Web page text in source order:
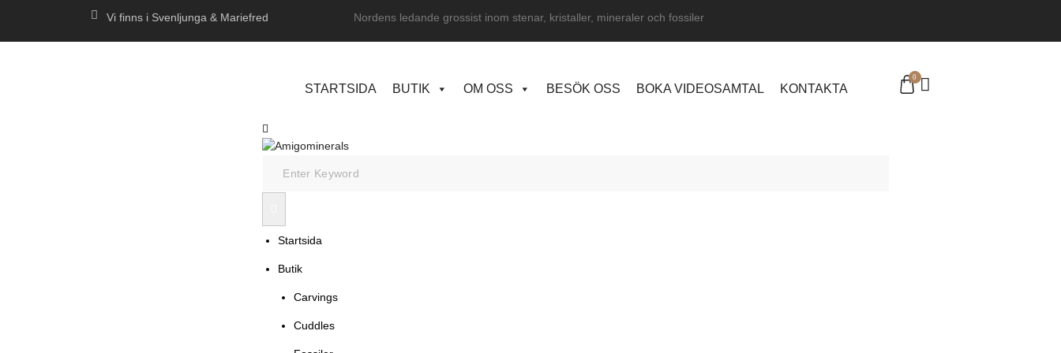
Vi finns i Svenljunga & Mariefred Nordens ledande grossist inom stenar, kristaller, mineraler och fossiler
STARTSIDA BUTIK OM OSS BESÖK OSS BOKA VIDEOSAMTAL KONTAKTA
Startsida
Butik
Carvings
Cuddles
0